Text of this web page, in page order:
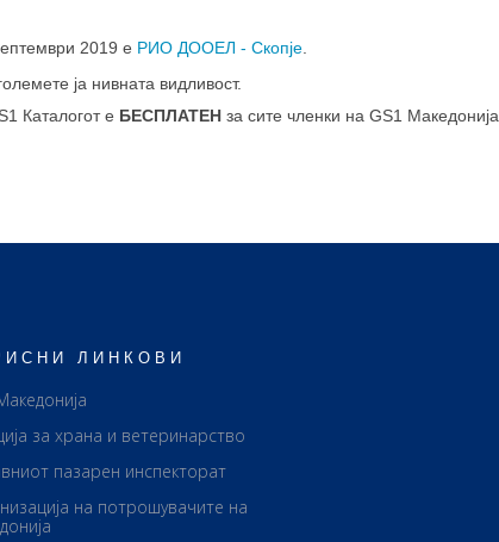
2019 е РИО ДООЕЛ - Скопје
ја нивната видливост.
Каталогот е БЕСПЛАТЕН за сите членки на GS1 Македонија.
ЛИНКОВИ
за храна и ветеринарство
пазарен инспекторат
на потрошувачите на